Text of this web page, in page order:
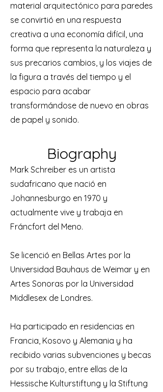
material arquitectónico para paredes
se convirtió en una respuesta
creativa a una economía difícil, una
forma que representa la naturaleza y
sus precarios cambios, y los viajes de
la figura a través del tiempo y el
espacio para acabar
transformándose de nuevo en obras
de papel y sonido.
Biography
Mark Schreiber es un artista
sudafricano que nació en
Johannesburgo en 1970 y
actualmente vive y trabaja en
Fráncfort del Meno.
Se licenció en Bellas Artes por la
Universidad Bauhaus de Weimar y en
Artes Sonoras por la Universidad
Middlesex de Londres.
Ha participado en residencias en
Francia, Kosovo y Alemania y ha
recibido varias subvenciones y becas
por su trabajo, entre ellas de la
Hessische Kulturstiftung y la Stiftung